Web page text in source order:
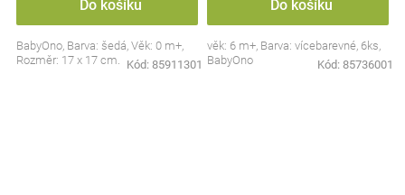
Do košíku
BabyOno, Barva: šedá, Věk: 0 m+,
Rozměr: 17 x 17 cm.
Kód: 85911301
Do košíku
věk: 6 m+, Barva: vícebarevné, 6ks,
BabyOno
Kód: 85736001